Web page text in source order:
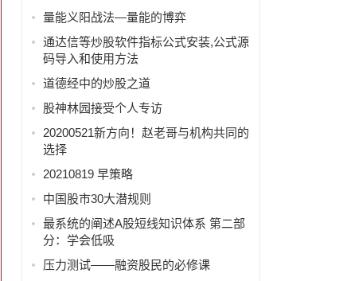
量能义阳战法—量能的博弈
通达信等炒股软件指标公式安装,公式源
码导入和使用方法
道德经中的炒股之道
股神林园接受个人专访
20200521新方向！赵老哥与机构共同的
选择
20210819 早策略
中国股市30大潜规则
最系统的阐述A股短线知识体系 第二部
分：学会低吸
压力测试——融资股民的必修课